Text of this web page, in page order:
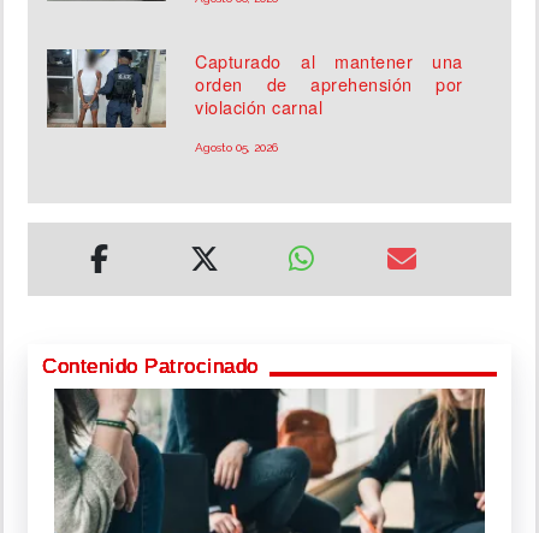
Capturado al mantener una
orden de aprehensión por
violación carnal
Agosto 05, 2026
Contenido Patrocinado